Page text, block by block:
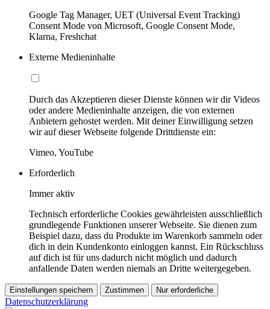
Google Tag Manager, UET (Universal Event Tracking)
Consent Mode von Microsoft, Google Consent Mode,
Klarna, Freshchat
Externe Medieninhalte
Durch das Akzeptieren dieser Dienste können wir dir Videos
oder andere Medieninhalte anzeigen, die von externen
Anbietern gehostet werden. Mit deiner Einwilligung setzen
wir auf dieser Webseite folgende Drittdienste ein:
Vimeo, YouTube
Erforderlich
Immer aktiv
Technisch erforderliche Cookies gewährleisten ausschließlich
grundlegende Funktionen unserer Webseite. Sie dienen zum
Beispiel dazu, dass du Produkte im Warenkorb sammeln oder
dich in dein Kundenkonto einloggen kannst. Ein Rückschluss
auf dich ist für uns dadurch nicht möglich und dadurch
anfallende Daten werden niemals an Dritte weitergegeben.
Einstellungen speichern Zustimmen Nur erforderliche
Datenschutzerklärung